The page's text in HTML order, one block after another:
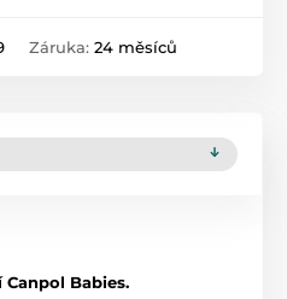
Záruka: 24 měsíců
Babies.